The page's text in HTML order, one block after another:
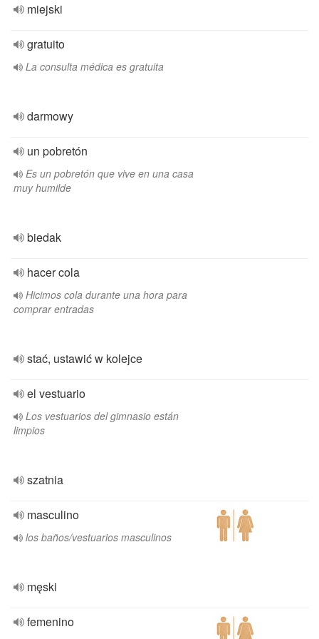
miejski
gratuito
La consulta médica es gratuita
darmowy
un pobretón
Es un pobretón que vive en una casa
muy humilde
biedak
hacer cola
Hicimos cola durante una hora para
comprar entradas
stać, ustawić w kolejce
el vestuario
Los vestuarios del gimnasio están
limpios
szatnia
masculino
los baños/vestuarios masculinos
męski
femenino